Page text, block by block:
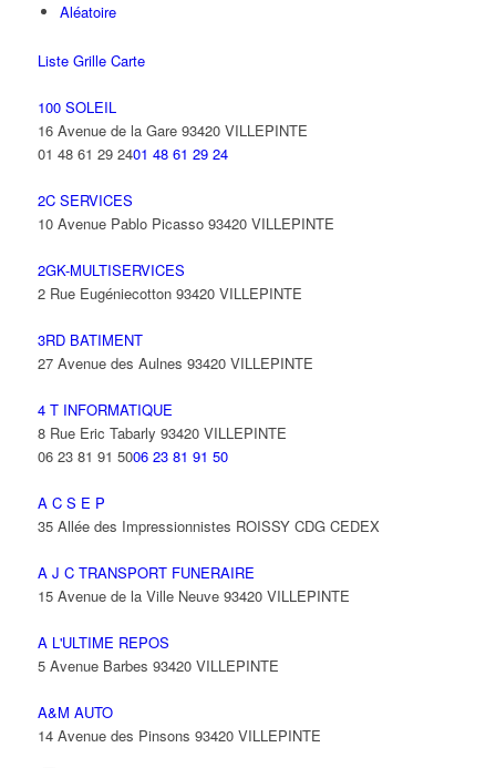
Aléatoire
Liste Grille Carte
100 SOLEIL
16 Avenue de la Gare 93420 VILLEPINTE
01 48 61 29 2401 48 61 29 24
2C SERVICES
10 Avenue Pablo Picasso 93420 VILLEPINTE
2GK-MULTISERVICES
2 Rue Eugéniecotton 93420 VILLEPINTE
3RD BATIMENT
27 Avenue des Aulnes 93420 VILLEPINTE
4 T INFORMATIQUE
8 Rue Eric Tabarly 93420 VILLEPINTE
06 23 81 91 5006 23 81 91 50
A C S E P
35 Allée des Impressionnistes ROISSY CDG CEDEX
A J C TRANSPORT FUNERAIRE
15 Avenue de la Ville Neuve 93420 VILLEPINTE
A L'ULTIME REPOS
5 Avenue Barbes 93420 VILLEPINTE
A&M AUTO
14 Avenue des Pinsons 93420 VILLEPINTE